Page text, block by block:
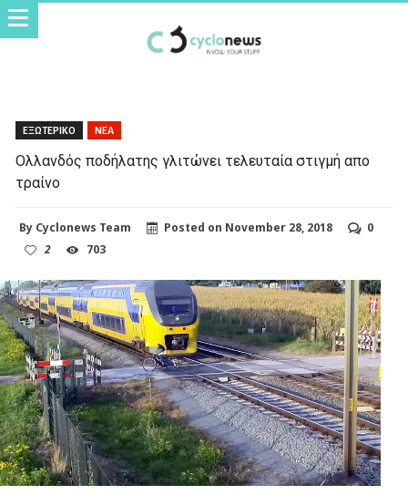
ΕΞΩΤΕΡΙΚΟ ΝΕΑ
Ολλανδός ποδήλατης γλιτώνει τελευταία στιγμή απο
τραίνο
By Cyclonews Team Posted on November 28, 2018
0
2
703